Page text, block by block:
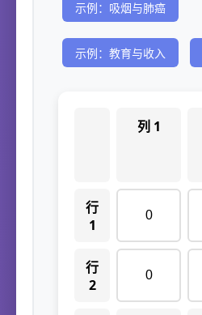
示例：吸烟与肺癌
示例：教育与收入
列 1
行
1
行
2